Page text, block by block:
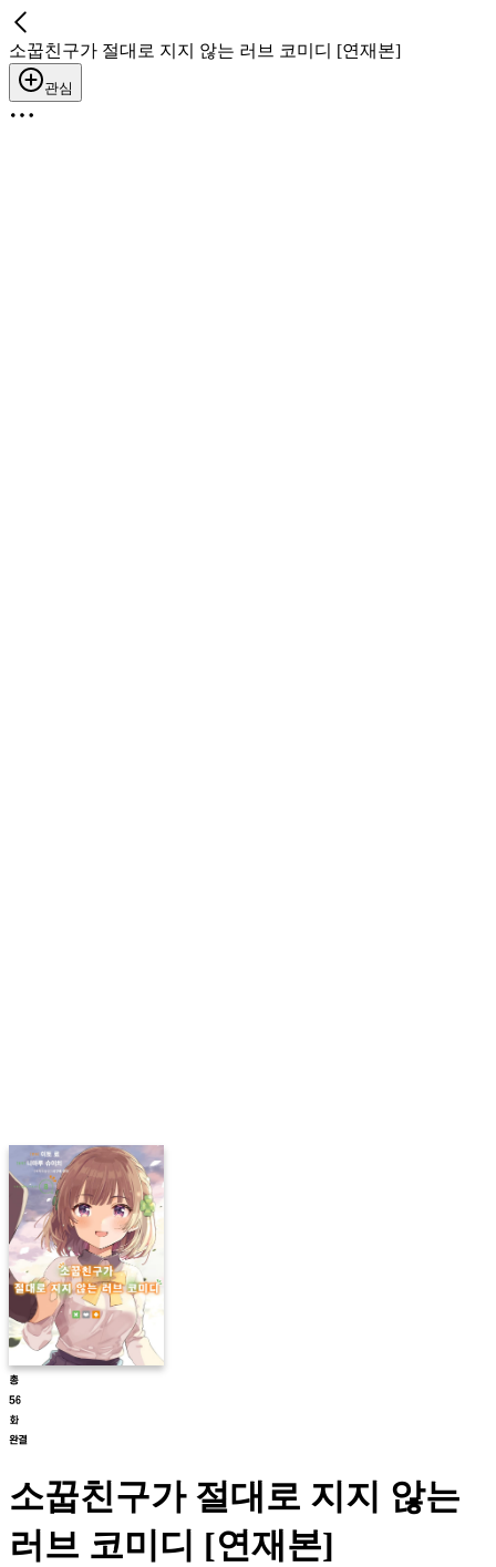
소꿉친구가 절대로 지지 않는 러브 코미디 [연재본]
관심
소꿉친구가 절대로 지지 않는
러브 코미디 [연재본]